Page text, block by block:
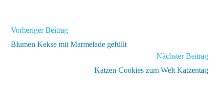
Weitere
ansehen
Vorheriger Beitrag
Blumen Kekse mit Marmelade gefüllt
Nächster Beitrag
Katzen Cookies zum Welt Katzentag